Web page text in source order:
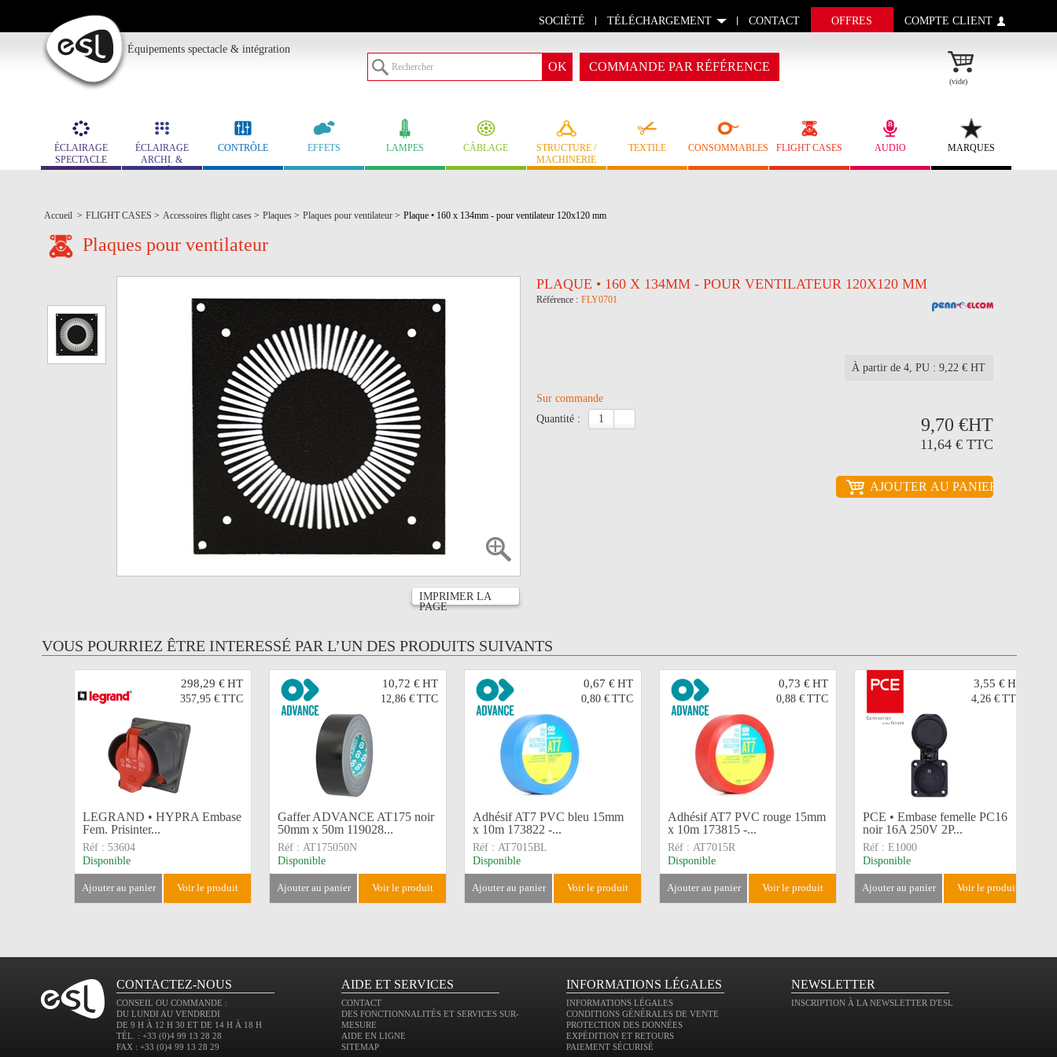
SOCIÉTÉ TÉLÉCHARGEMENT CONTACT OFFRES COMPTE CLIENT
Équipements spectacle & intégration
(vide)
COMMANDE PAR RÉFÉRENCE
ÉCLAIRAGE
SPECTACLE
ÉCLAIRAGE
ARCHI. &
MUSÉO.
CONTRÔLE EFFETS LAMPES CÂBLAGE
STRUCTURE /
MACHINERIE
TEXTILE CONSOMMABLES FLIGHT CASES AUDIO MARQUES
Accueil > FLIGHT CASES > Accessoires flight cases > Plaques > Plaques pour ventilateur > Plaque • 160 x 134mm - pour ventilateur 120x120 mm
Plaques pour ventilateur
IMPRIMER LA
PAGE
PLAQUE • 160 X 134MM - POUR VENTILATEUR 120X120 MM
Référence : FLY0701
À partir de 4, PU : 9,22 € HT
Sur commande
quantité :
9,70 €HT
11,64 € TTC
VOUS POURRIEZ ÊTRE INTERESSÉ PAR L’UN DES PRODUITS SUIVANTS
298,29 €HT
357,95 € TTC
LEGRAND • HYPRA Embase
Fem. Prisinter...
Réf : 53604
Disponible
ajouter au panier voir le produit
10,72 €HT
12,86 € TTC
Gaffer ADVANCE AT175 noir
50mm x 50m 119028...
Réf : AT175050N
Disponible
ajouter au panier voir le produit
0,67 €HT
0,80 € TTC
Adhésif AT7 PVC bleu 15mm
x 10m 173822 -...
Réf : AT7015BL
Disponible
ajouter au panier voir le produit
0,73 €HT
0,88 € TTC
Adhésif AT7 PVC rouge 15mm
x 10m 173815 -...
Réf : AT7015R
Disponible
ajouter au panier voir le produit
3,55 €HT
4,26 € TTC
PCE • Embase femelle PC16
noir 16A 250V 2P...
Réf : E1000
Disponible
ajouter au panier voir le produit
CONTACTEZ-NOUS
CONSEIL OU COMMANDE :
DU LUNDI AU VENDREDI
DE 9 H À 12 H 30 ET DE 14 H À 18 H
TÉL. : +33 (0)4 99 13 28 28
FAX : +33 (0)4 99 13 28 29
AIDE ET SERVICES
CONTACT
DES FONCTIONNALITÉS ET SERVICES SUR-
MESURE
AIDE EN LIGNE
SITEMAP
INFORMATIONS LÉGALES
INFORMATIONS LÉGALES
CONDITIONS GÉNÉRALES DE VENTE
PROTECTION DES DONNÉES
EXPÉDITION ET RETOURS
PAIEMENT SÉCURISÉ
NEWSLETTER
INSCRIPTION À LA NEWSLETTER D'ESL